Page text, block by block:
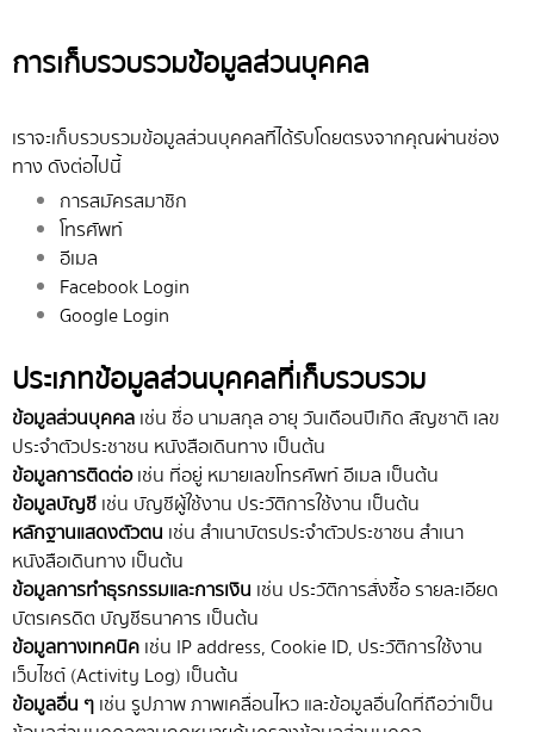
การเก็บรวบรวมข้อมูลส่วนบุคคล
เราจะเก็บรวบรวมข้อมูลส่วนบุคคลที่ได้รับโดยตรงจากคุณผ่านช่อง
ทาง ดังต่อไปนี้
การสมัครสมาชิก
โทรศัพท์
อีเมล
Facebook Login
Google Login
ประเภทข้อมูลส่วนบุคคลที่เก็บรวบรวม
ข้อมูลส่วนบุคคลเช่น ชื่อ นามสกุล อายุ วันเดือนปีเกิด สัญชาติ เลข
ประจำตัวประชาชน หนังสือเดินทาง เป็นต้น
ข้อมูลการติดต่อเช่น ที่อยู่ หมายเลขโทรศัพท์ อีเมล เป็นต้น
ข้อมูลบัญชีเช่น บัญชีผู้ใช้งาน ประวัติการใช้งาน เป็นต้น
หลักฐานแสดงตัวตน เช่น สำเนาบัตรประจำตัวประชาชน สำเนา
หนังสือเดินทาง เป็นต้น
ข้อมูลการทำธุรกรรมและการเงิน เช่น ประวัติการสั่งซื้อ รายละเอียด
บัตรเครดิต บัญชีธนาคาร เป็นต้น
ข้อมูลทางเทคนิคเช่น IP address, Cookie ID, ประวัติการใช้งาน
เว็บไซต์ (Activity Log) เป็นต้น
ข้อมูลอื่น ๆเช่น รูปภาพ ภาพเคลื่อนไหว และข้อมูลอื่นใดที่ถือว่าเป็น